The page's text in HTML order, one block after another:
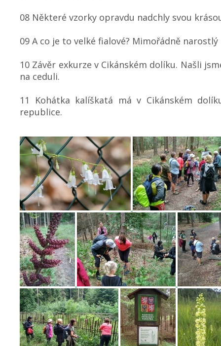
08 Některé vzorky opravdu nadchly svou
09 A co je to velké fialové? Mimořádně
10 Závěr exkurze v Cikánském dolíku. Našli
na ceduli.
11 Kohátka kalíškatá má v Cikánském
republice.